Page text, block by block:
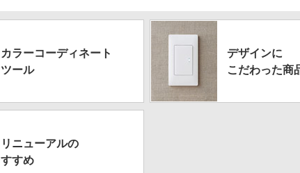
カラーコーディネート
ツール
デザインに
こだわった商
リニューアルの
すすめ